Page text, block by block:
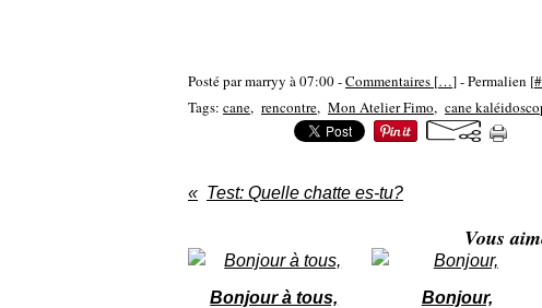
Posté par marryy à 07:00 -Commentaires […]- Permalien [#
Tags: cane, rencontre, Mon Atelier Fimo, cane
Test: Quelle chatte es-tu?
Vous
Bonjour à tous,
Bonjour,